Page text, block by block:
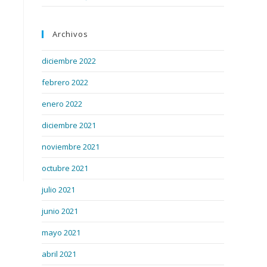
Archivos
diciembre 2022
febrero 2022
enero 2022
diciembre 2021
noviembre 2021
octubre 2021
julio 2021
junio 2021
mayo 2021
abril 2021